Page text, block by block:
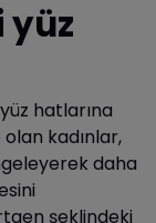
yüz
hatlarına
olan kadınlar,
daha
şeklindeki